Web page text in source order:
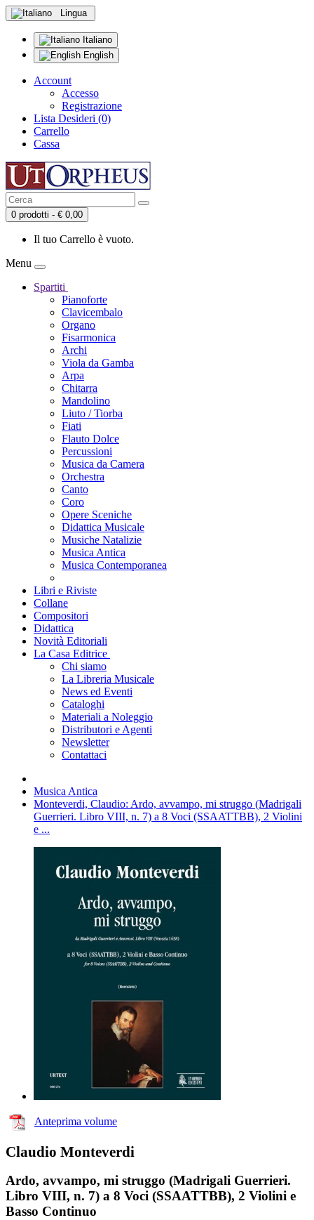
Lingua
Italiano
English
Account
Accesso
Registrazione
Lista Desideri (0)
Carrello
Cassa
0 prodotti - € 0,00
Il tuo Carrello è vuoto.
Menu
Spartiti
Pianoforte
Clavicembalo
Organo
Fisarmonica
Archi
Viola da Gamba
Arpa
Chitarra
Mandolino
Liuto / Tiorba
Fiati
Flauto Dolce
Percussioni
Musica da Camera
Orchestra
Canto
Coro
Opere Sceniche
Didattica Musicale
Musiche Natalizie
Musica Antica
Musica Contemporanea
Libri e Riviste
Collane
Compositori
Didattica
Novità Editoriali
La Casa Editrice
Chi siamo
La Libreria Musicale
News ed Eventi
Cataloghi
Materiali a Noleggio
Distributori e Agenti
Newsletter
Contattaci
Musica Antica
Monteverdi, Claudio: Ardo, avvampo, mi struggo (Madrigali
Guerrieri. Libro VIII, n. 7) a 8 Voci (SSAATTBB), 2 Violini
e ...
Anteprima volume
Claudio Monteverdi
Ardo, avvampo, mi struggo (Madrigali Guerrieri.
Libro VIII, n. 7) a 8 Voci (SSAATTBB), 2 Violini e
Basso Continuo